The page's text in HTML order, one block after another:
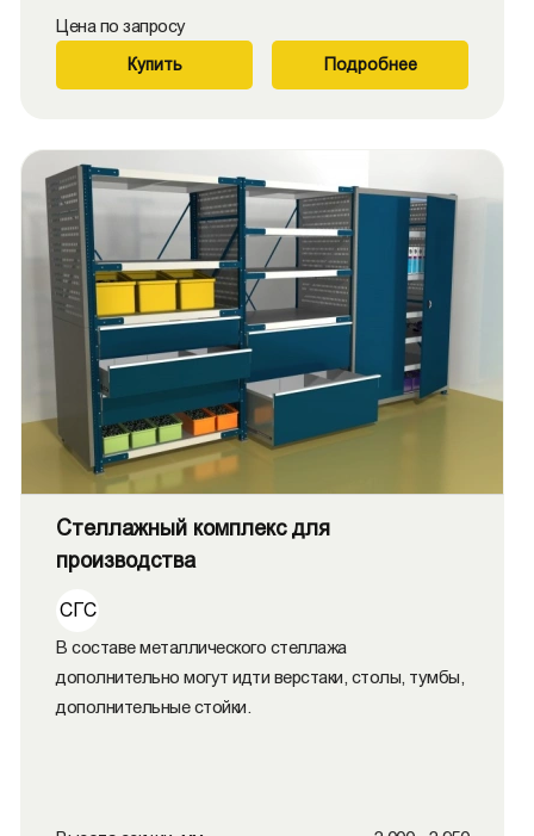
Цена по запросу
Купить Подробнее
Стеллажный комплекс для
производства
СГС
В составе металлического стеллажа
дополнительно могут идти верстаки, столы, тумбы,
дополнительные стойки.